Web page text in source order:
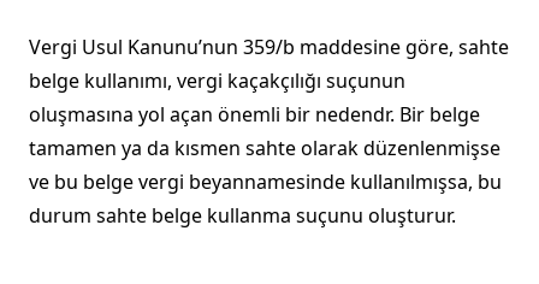
Vergi Usul Kanunu’nun 359/b maddesine göre, sahte
belge kullanımı, vergi kaçakçılığı suçunun
oluşmasına yol açan önemli bir nedendr. Bir belge
tamamen ya da kısmen sahte olarak düzenlenmişse
ve bu belge vergi beyannamesinde kullanılmışsa, bu
durum sahte belge kullanma suçunu oluşturur.